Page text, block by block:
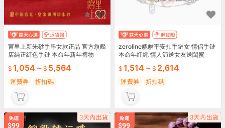
宮里上新朱砂手串女款正品 官方旗艦
店純正紅色手鏈 本命年新年禮物
1,054 ~ 5,564
運費券 折扣碼
zeroline貔貅平安扣手鏈女 情侶手鏈
本命年紅繩 情人節送女友送閨蜜
1,514 ~ 2,614
運費券 折扣碼